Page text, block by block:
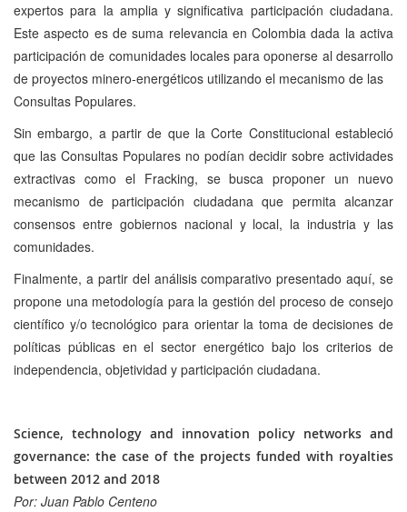
expertos para la amplia y significativa participación ciudadana.
Este aspecto es de suma relevancia en Colombia dada la activa
participación de comunidades locales para oponerse al desarrollo
de proyectos minero-energéticos utilizando el mecanismo de las
Consultas Populares.
Sin embargo, a partir de que la Corte Constitucional estableció
que las Consultas Populares no podían decidir sobre actividades
extractivas como el Fracking, se busca proponer un nuevo
mecanismo de participación ciudadana que permita alcanzar
consensos entre gobiernos nacional y local, la industria y las
comunidades.
Finalmente, a partir del análisis comparativo presentado aquí, se
propone una metodología para la gestión del proceso de consejo
científico y/o tecnológico para orientar la toma de decisiones de
políticas públicas en el sector energético bajo los criterios de
independencia, objetividad y participación ciudadana.
Science, technology and innovation policy networks and
governance: the case of the projects funded with royalties
between 2012 and 2018
Por: Juan Pablo Centeno